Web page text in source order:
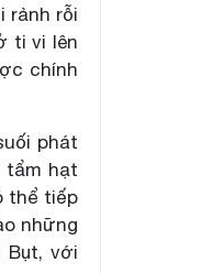
rảnh rỗi
ti vi lên
chính
phát
tẩm hạt
thể tiếp
những
với